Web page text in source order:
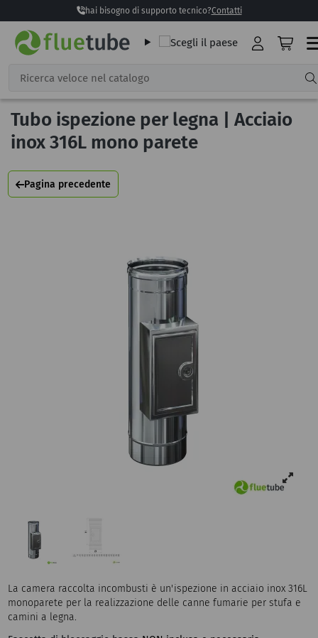
hai bisogno di supporto tecnico?Contatti
Tubo ispezione per legna | Acciaio
inox 316L mono parete
Pagina precedente
La camera raccolta incombusti è un'ispezione in acciaio inox 316L
monoparete per la realizzazione delle canne fumarie per stufa e
camini a legna.